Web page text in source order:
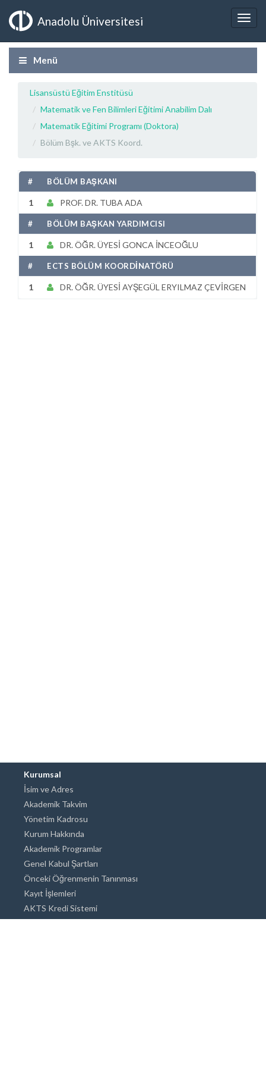
Anadolu Üniversitesi
Menü
Lisansüstü Eğitim Enstitüsü
Matematik ve Fen Bilimleri Eğitimi Anabilim Dalı
Matematik Eğitimi Programı (Doktora)
Bölüm Bşk. ve AKTS Koord.
# BÖLÜM BAŞKANI
1 PROF. DR. TUBA ADA
# BÖLÜM BAŞKAN YARDIMCISI
1 DR. ÖĞR. ÜYESİ GONCA İNCEOĞLU
# ECTS BÖLÜM KOORDİNATÖRÜ
1 DR. ÖĞR. ÜYESİ AYŞEGÜL ERYILMAZ ÇEVİRGEN
Kurumsal
İsim ve Adres
Akademik Takvim
Yönetim Kadrosu
Kurum Hakkında
Akademik Programlar
Genel Kabul Şartları
Önceki Öğrenmenin Tanınması
Kayıt İşlemleri
AKTS Kredi Sistemi